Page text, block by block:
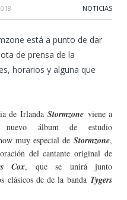
NOTICIAS
está a punto de dar
de prensa de la
horarios y alguna que
de Irlanda Stormzone viene a
nuevo álbum de estudio
muy especial de Stormzone,
del cantante original de
Cox, que se unirá junto
clásicos de de la banda Tygers